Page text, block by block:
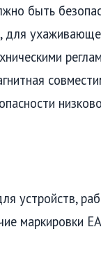
быть
устройств,
маркировки